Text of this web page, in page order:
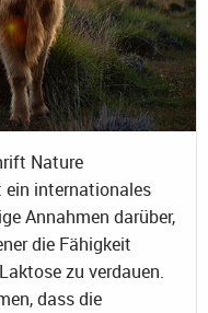
Nature
internationales
Annahmen darüber,
die Fähigkeit
zu verdauen.
dass die